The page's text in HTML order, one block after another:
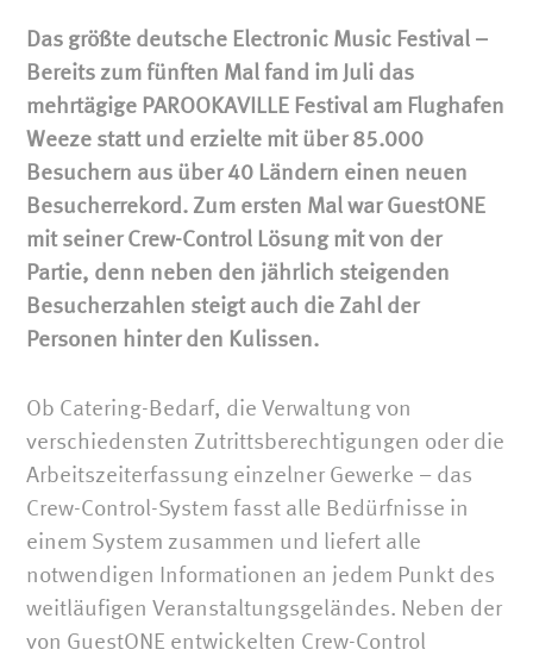
Das größte deutsche Electronic Music Festival –
Bereits zum fünften Mal fand im Juli das
mehrtägige PAROOKAVILLE Festival am Flughafen
Weeze statt und erzielte mit über 85.000
Besuchern aus über 40 Ländern einen neuen
Besucherrekord. Zum ersten Mal war GuestONE
mit seiner Crew-Control Lösung mit von der
Partie, denn neben den jährlich steigenden
Besucherzahlen steigt auch die Zahl der
Personen hinter den Kulissen.
Ob Catering-Bedarf, die Verwaltung von
verschiedensten Zutrittsberechtigungen oder die
Arbeitszeiterfassung einzelner Gewerke – das
Crew-Control-System fasst alle Bedürfnisse in
einem System zusammen und liefert alle
notwendigen Informationen an jedem Punkt des
weitläufigen Veranstaltungsgeländes. Neben der
von GuestONE entwickelten Crew-Control